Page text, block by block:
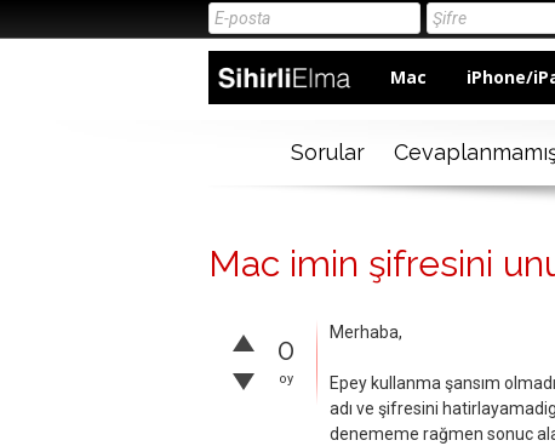
Mac iPhone/
Sorular
Mac imin şifresini
0
oy
Merhaba,
Epey kullanma şansım
adı ve şifresini
denememe rağmen sonuc